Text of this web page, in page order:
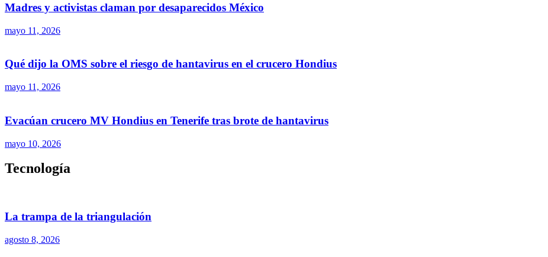
Madres y activistas claman por desaparecidos México
mayo 11, 2026
Qué dijo la OMS sobre el riesgo de hantavirus en el crucero Hondius
mayo 11, 2026
Evacúan crucero MV Hondius en Tenerife tras brote de hantavirus
mayo 10, 2026
Tecnología
La trampa de la triangulación
agosto 8, 2026